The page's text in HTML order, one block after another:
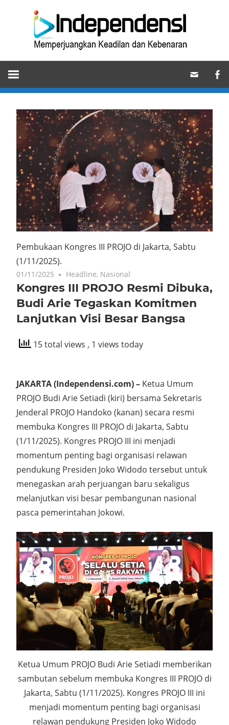
Memperjuangkan
Keadilan
dan
Kebenaran
Pembukaan Kongres III PROJO di Jakarta, Sabtu
(1/11/2025).
01/11/2025 Headline, Nasional
Kongres III PROJO Resmi Dibuka,
Budi Arie Tegaskan Komitmen
Lanjutkan Visi Besar Bangsa
15 total views , 1 views today
JAKARTA (Independensi.com) – Ketua Umum
PROJO Budi Arie Setiadi (kiri) bersama Sekretaris
Jenderal PROJO Handoko (kanan) secara resmi
membuka Kongres III PROJO di Jakarta, Sabtu
(1/11/2025). Kongres PROJO III ini menjadi
momentum penting bagi organisasi relawan
pendukung Presiden Joko Widodo tersebut untuk
menegaskan arah perjuangan baru sekaligus
melanjutkan visi besar pembangunan nasional
pasca pemerintahan Jokowi.
Ketua Umum PROJO Budi Arie Setiadi memberikan
sambutan sebelum membuka Kongres III PROJO di
Jakarta, Sabtu (1/11/2025). Kongres PROJO III ini
menjadi momentum penting bagi organisasi
relawan pendukung Presiden Joko Widodo